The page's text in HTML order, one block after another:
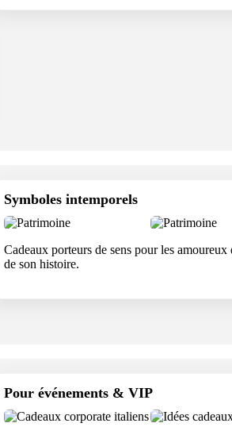
Symboles intemporels
Cadeaux porteurs de sens pour les amoureux
de son histoire.
Pour événements & VIP